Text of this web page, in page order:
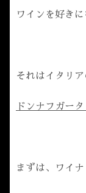
ワインを好き
それはイタリ
ドンナフガー
まずは、ワイ